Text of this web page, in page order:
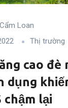
Loan
Thị trường
cao đè
dụng
lại